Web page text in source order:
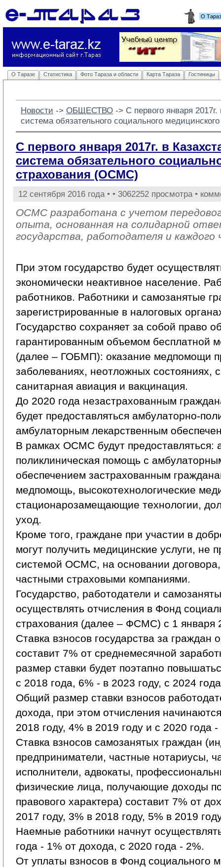
О
О Таразе Статистика Фото Тараза и области Карта Тараза Гостиницы
Новости -> ОБЩЕСТВО -> С первого января
система обязательного социального
С первого января 2017г. в
система обязательного
страхования (ОСМС)
12 сентября 2016 года • • 3062252 просмотра •
ОСМС разработана с учетом
опыта, основанная на солидарной
государства, работодателя и каждого
При этом государство будет
экономически неактивное население.
работников. Работники и самозанятые
зарегистрированные в налоговых
Государство сохраняет за собой право
гарантированным объемом бесплатной
(далее – ГОБМП): оказание медпомощи
заболеваниях, неотложных состояниях,
санитарная авиация и вакцинация.
До 2020 года незастрахованным
будет предоставляться амбулаторно-
амбулаторным лекарственным
В рамках ОСМС будут предоставляться:
поликлиническая помощь с
обеспечением застрахованным
медпомощь, высокотехнологические
стационарозамещающие технологии,
уход.
Кроме того, граждане при участии в
могут получить медицинские услуги, не
системой ОСМС, на основании договора,
частными страховыми компаниями.
Государство, работодатели и
осуществлять отчисления в Фонд
страхования (далее – ФСМС) с 1 января
Ставка взносов государства за граждан
составит 7% от среднемесячной
размер ставки будет поэтапно
с 2018 года, 6% - в 2023 году, с 2024
Общий размер ставки взносов
дохода, при этом отчисления
2018 году, 4% в 2019 году и с 2020 года
Ставка взносов самозанятых граждан
предприниматели, частные нотариусы,
исполнители, адвокаты,
физические лица, получающие доходы
правового характера) составит 7% от
2017 году, 3% в 2018 году, 5% в 2019
Наемные работники начнут
года - 1% от дохода, с 2020 года - 2%.
От уплаты взносов в Фонд социального